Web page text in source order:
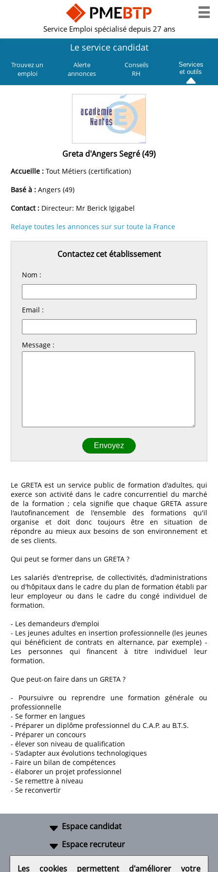
Service Emploi spécialisé depuis 27 ans
Le service candidat
Trouvez un
emploi
Alerte
annonces
Conseils
RH
Services
et outils
Greta d'Angers Segré (49)
Accueille : Tout Métiers (certification)
Basé à : Angers (49)
Contact : Directeur: Mr Berick Igigabel
Relaye toutes les annonces sur sur toute la France
Contactez cet établissement
Nom :
Email :
Message :
Le GRETA est un service public de formation d'adultes, qui
exerce son activité dans le cadre concurrentiel du marché
de la formation ; cela signifie que chaque GRETA assure
l'autofinancement de l'ensemble des formations qu'il
organise et doit donc toujours être en situation de
répondre au mieux aux besoins de son environnement et
de ses clients.
Qui peut se former dans un GRETA ?
Les salariés d'entreprise, de collectivités, d'administrations
ou d'hôpitaux dans le cadre du plan de formation établi par
leur employeur ou dans le cadre du congé individuel de
formation.
- Les demandeurs d'emploi
- Les jeunes adultes en insertion professionnelle (les jeunes
qui bénéficient de contrats en alternance, par exemple) -
Les personnes qui financent à titre individuel leur
formation.
Que peut-on faire dans un GRETA ?
- Poursuivre ou reprendre une formation générale ou
professionnelle
- Se former en langues
- Préparer un diplôme professionnel du C.A.P. au B.T.S.
- Préparer un concours
- élever son niveau de qualification
- S'adapter aux évolutions technologiques
- Faire un bilan de compétences
- élaborer un projet professionnel
- Se remettre à niveau
- Se reconvertir
Espace candidat
Espace recruteur
Les cookies permettent d'améliorer votre